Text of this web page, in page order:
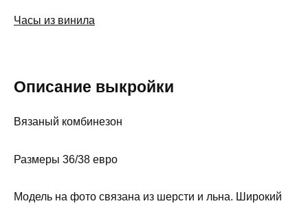
Часы из винила
Описание выкройки
Вязаный комбинезон
Размеры 36/38 евро
Модель на фото связана из шерсти и льна. Широкий